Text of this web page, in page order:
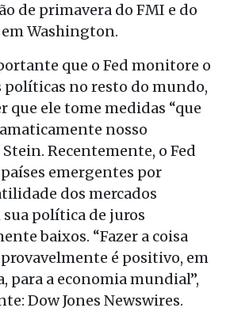
de primavera do FMI e do
Washington.
que o Fed monitore o
políticas no resto do mundo,
que ele tome medidas “que
nosso
Recentemente, o Fed
emergentes por
dos mercados
política de juros
baixos. “Fazer a coisa
é positivo, em
para a economia mundial”,
Dow Jones Newswires.